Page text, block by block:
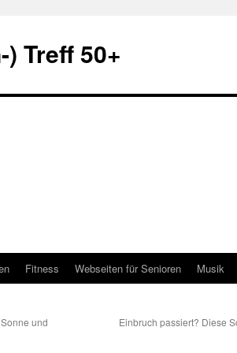
Treff 50+
Fitness Webseiten für Senioren Musik
und
Einbruch passiert? Diese